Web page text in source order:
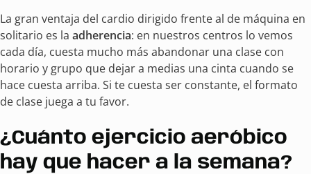
La gran ventaja del cardio dirigido frente al de máquina en
solitario es la adherencia: en nuestros centros lo vemos
cada día, cuesta mucho más abandonar una clase con
horario y grupo que dejar a medias una cinta cuando se
hace cuesta arriba. Si te cuesta ser constante, el formato
de clase juega a tu favor.
¿Cuánto ejercicio aeróbico
hay que hacer a la semana?